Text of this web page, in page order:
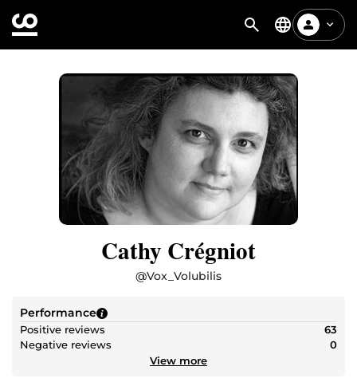
Cathy Crégniot
@Vox_Volubilis
Performance
Positive reviews
63
Negative reviews
0
View more